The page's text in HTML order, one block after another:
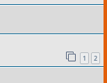
1 2